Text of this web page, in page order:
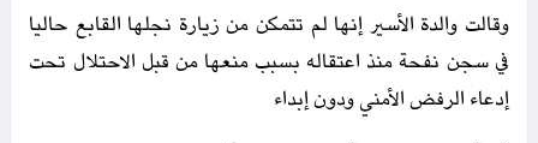
وقالت والدة الأسير إنها لم تتمكن من زيارة نجلها القابع حاليا
في سجن نفحة منذ اعتقاله بسبب منعها من قبل الاحتلال تحت
إدعاء الرفض الأمني ودون إبداء